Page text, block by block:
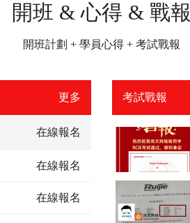
開班 & 心得 & 戰報
開班計劃 + 學員心得 + 考試戰報
更多
在線報名
在線報名
在線報名
考試戰報